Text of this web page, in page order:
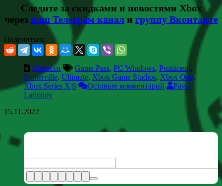
Следите за скидками и новостями Xbox
через наш Телеграм канали группу Вконтакте
Поделиться:
Новости Game Pass, PC Windows, Pentiment,
Somerville, Ultimate, Xbox Game Studios, Xbox One,
Xbox Series X|S
Оставьте комментарий
Pavel
Larionov
15.11.2022